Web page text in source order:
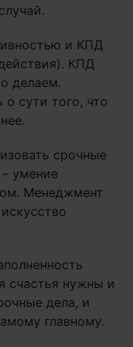
и КПД
КПД
делаем.
о сути того, что
срочные
умение
Менеджмент
счастья нужны и
дела, и
главному.